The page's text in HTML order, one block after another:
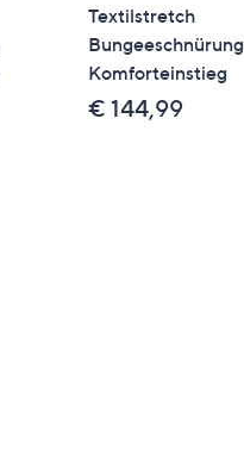
Textilstretch
Bungeeschnürung
Komforteinstieg
€ 144,99